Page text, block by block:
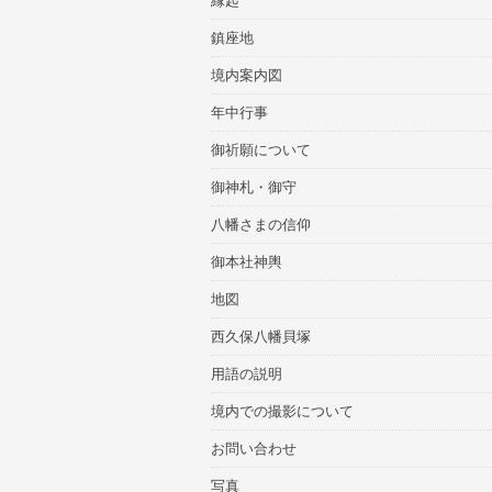
鎮座地
境内案内図
年中行事
御祈願について
御神札・御守
八幡さまの信仰
御本社神輿
地図
西久保八幡貝塚
用語の説明
境内での撮影について
お問い合わせ
写真